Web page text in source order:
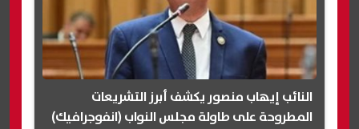
النائب إيهاب منصور يكشف أبرز التشريعات
المطروحة على طاولة مجلس النواب (انفوجرافيك)